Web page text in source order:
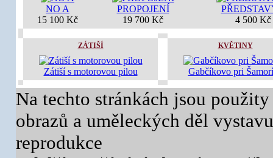
NO A
15 100 Kč
PROPOJENÍ
19 700 Kč
4 500 Kč
ZÁTIŠÍ
Zátiší s motorovou pilou
KVĚTINY
Gabčíkovo pri
Na techto stránkách jsou
obrazů a uměleckých děl
reprodukce